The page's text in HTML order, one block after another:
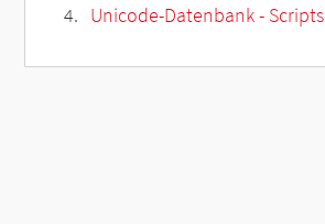
Unicode-Datenbank - Scripts